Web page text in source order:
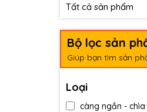
Tất cả sản phẩm
Bộ lọc sản
Giúp bạn tìm sản
Loại
càng ngắn -